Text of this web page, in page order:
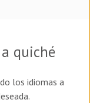
quiché
los idiomas a